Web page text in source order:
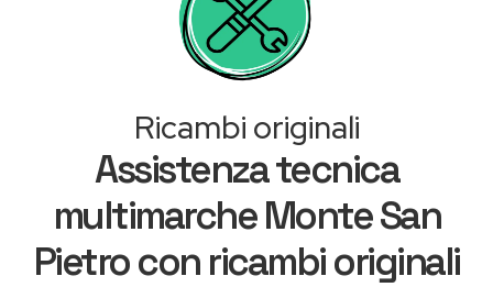
Ricambi originali
Assistenza tecnica
multimarche Monte San
Pietro con ricambi originali